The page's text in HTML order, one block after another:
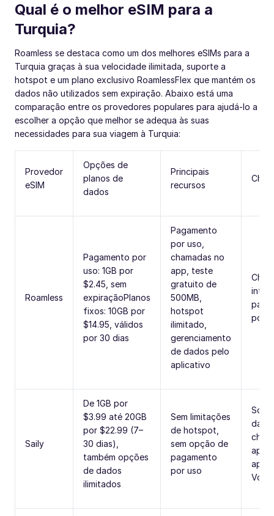
Qual é o melhor eSIM para a
Turquia?
Roamless se destaca como um dos melhores eSIMs para a
Turquia graças à sua velocidade ilimitada, suporte a
hotspot e um plano exclusivo RoamlessFlex que mantém os
dados não utilizados sem expiração. Abaixo está uma
comparação entre os provedores populares para ajudá-lo a
escolher a opção que melhor se adequa às suas
necessidades para sua viagem à Turquia:
Provedor
eSIM
Opções de
planos de
dados
Principais
recursos
Roamless
Pagamento por
uso: 1GB por
$2.45, sem
expiraçãoPlanos
fixos: 10GB por
$14.95, válidos
por 30 dias
Pagamento
por uso,
chamadas no
app, teste
gratuito de
500MB,
hotspot
ilimitado,
gerenciamento
de dados pelo
aplicativo
por
Saily
De 1GB por
$3.99 até 20GB
por $22.99 (7–
30 dias),
também opções
de dados
ilimitados
Sem limitações
de hotspot,
sem opção de
pagamento
por uso
VoIP)